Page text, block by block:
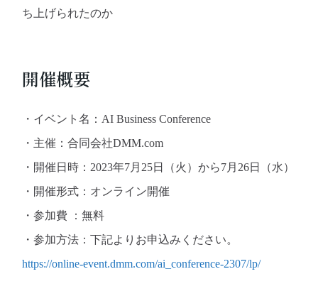
ち上げられたのか
開催概要
・イベント名：AI Business Conference
・主催：合同会社DMM.com
・開催日時：2023年7月25日（火）から7月26日（水）
・開催形式：オンライン開催
・参加費 ：無料
・参加方法：下記よりお申込みください。
https://online-event.dmm.com/ai_conference-2307/lp/